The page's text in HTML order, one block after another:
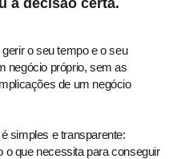
o seu tempo e o seu
negócio próprio, sem as
de um negócio
simples e transparente:
o que necessita para conseguir